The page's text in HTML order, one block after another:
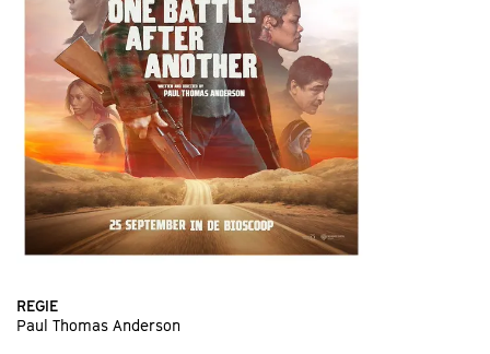
REGIE
Paul Thomas Anderson